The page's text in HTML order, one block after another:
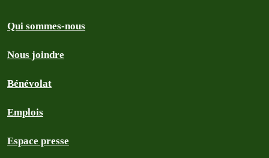
Qui sommes-nous
Nous joindre
Bénévolat
Emplois
Espace presse